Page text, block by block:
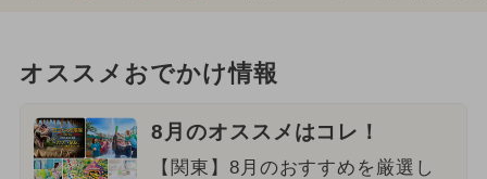
オススメおでかけ情報
8月のオススメはコレ！
【関東】8月のおすすめを厳選し